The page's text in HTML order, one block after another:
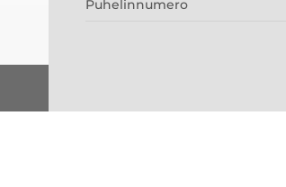
Puhelinnumero